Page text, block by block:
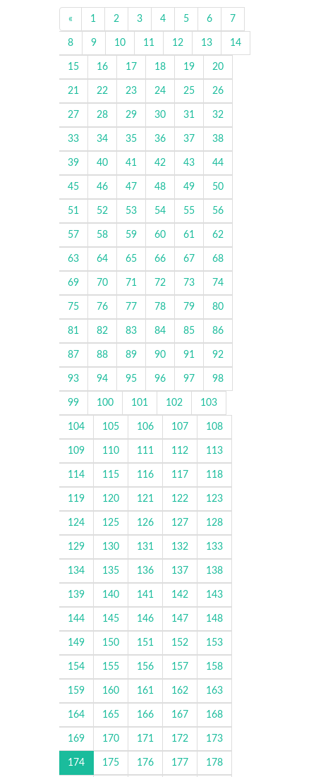
« 1 2 3 4 5 6 7
8 9 10 11 12 13 14
15 16 17 18 19 20
21 22 23 24 25 26
27 28 29 30 31 32
33 34 35 36 37 38
39 40 41 42 43 44
45 46 47 48 49 50
51 52 53 54 55 56
57 58 59 60 61 62
63 64 65 66 67 68
69 70 71 72 73 74
75 76 77 78 79 80
81 82 83 84 85 86
87 88 89 90 91 92
93 94 95 96 97 98
99 100 101 102 103
104 105 106 107 108
109 110 111 112 113
114 115 116 117 118
119 120 121 122 123
124 125 126 127 128
129 130 131 132 133
134 135 136 137 138
139 140 141 142 143
144 145 146 147 148
149 150 151 152 153
154 155 156 157 158
159 160 161 162 163
164 165 166 167 168
169 170 171 172 173
174 175 176 177 178